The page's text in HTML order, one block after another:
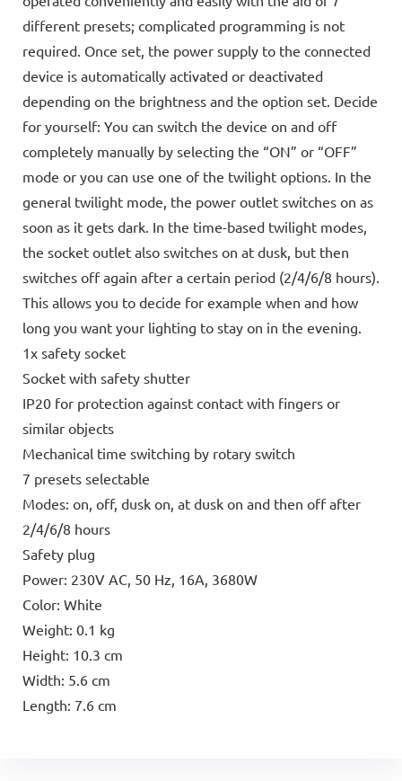
different presets; complicated programming is not
required. Once set, the power supply to the connected
device is automatically activated or deactivated
depending on the brightness and the option set. Decide
for yourself: You can switch the device on and off
completely manually by selecting the “ON” or “OFF”
mode or you can use one of the twilight options. In the
general twilight mode, the power outlet switches on as
soon as it gets dark. In the time-based twilight modes,
the socket outlet also switches on at dusk, but then
switches off again after a certain period (2/4/6/8 hours).
This allows you to decide for example when and how
long you want your lighting to stay on in the evening.
1x safety socket
Socket with safety shutter
IP20 for protection against contact with fingers or
similar objects
Mechanical time switching by rotary switch
7 presets selectable
Modes: on, off, dusk on, at dusk on and then off after
2/4/6/8 hours
Safety plug
Power: 230V AC, 50 Hz, 16A, 3680W
Color: White
Weight: 0.1 kg
Height: 10.3 cm
Width: 5.6 cm
Length: 7.6 cm